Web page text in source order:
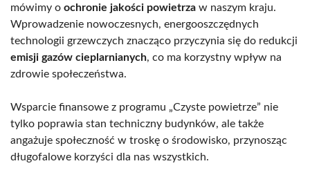
mówimy o ochronie jakości powietrza w naszym kraju.
Wprowadzenie nowoczesnych, energooszczędnych
technologii grzewczych znacząco przyczynia się do redukcji
emisji gazów cieplarnianych, co ma korzystny wpływ na
zdrowie społeczeństwa.
Wsparcie finansowe z programu „Czyste powietrze” nie
tylko poprawia stan techniczny budynków, ale także
angażuje społeczność w troskę o środowisko, przynosząc
długofalowe korzyści dla nas wszystkich.